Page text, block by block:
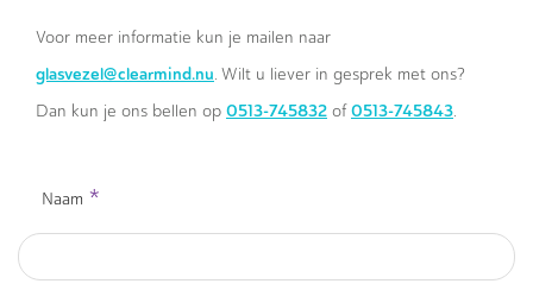
Voor meer informatie kun je mailen naar
glasvezel@clearmind.nu. Wilt u liever in gesprek met ons?
Dan kun je ons bellen op 0513-745832 of0513-745843.
Naam *